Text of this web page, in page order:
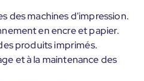
des machines d'impression.
en encre et papier.
produits imprimés.
et à la maintenance des